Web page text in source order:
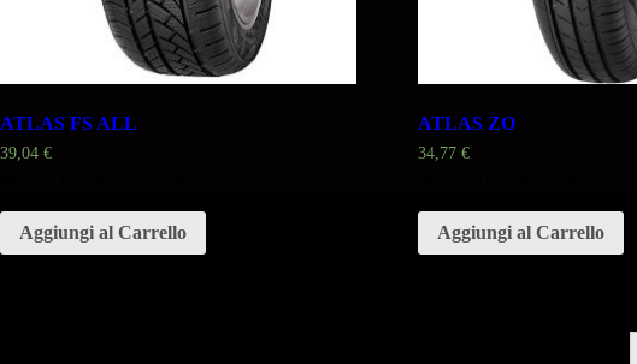
ATLAS FS ALL
39,04 €
Aggiungi al Carrello
ATLAS ZO
34,77€
Aggiungi al Carrello